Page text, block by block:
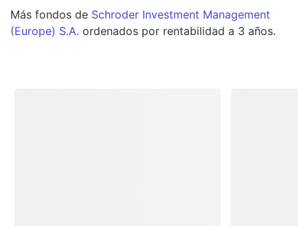
Más fondos de Schroder Investment Management
(Europe) S.A. ordenados por rentabilidad a 3 años.